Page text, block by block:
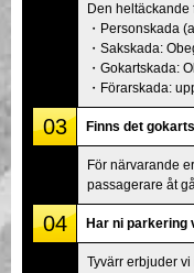
Den heltäckande
・Personskada
・Sakskada:
・Gokartskada:
・Förarskada:
03 Finns det
För närvarande
passagerare åt
04 Har ni parkering
Tyvärr erbjuder